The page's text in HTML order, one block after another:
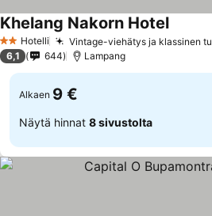
2 Tähtiluokitus
Hotelli Vintage-viehätys ja klassinen
Khelang Nakorn Hotel
6,1 644 Lampang
Alkaen 9 €
Näytä hinnat 8 sivustolta